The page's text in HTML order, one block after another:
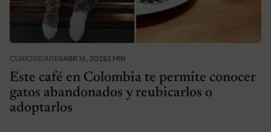
CURIOSIDADESABR 16, 20252 MIN
Este café en Colombia te permite conocer
gatos abandonados y reubicarlos o
adoptarlos